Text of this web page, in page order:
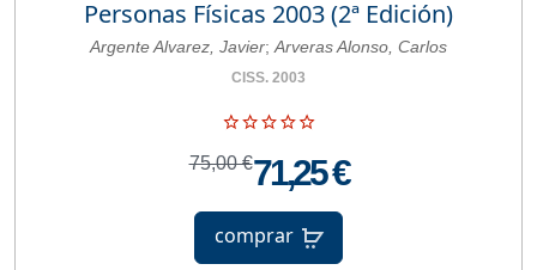
Personas Físicas 2003 (2ª Edición)
Argente Alvarez, Javier; Arveras Alonso, Carlos
CISS. 2003
75,00 €71,25 €
comprar